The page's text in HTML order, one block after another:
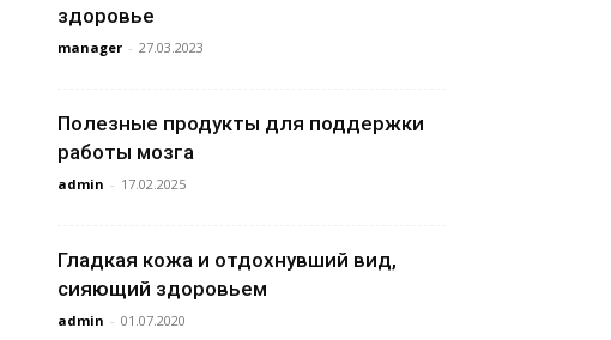
здоровье
manager - 27.03.2023
Полезные продукты для поддержки
работы мозга
admin - 17.02.2025
Гладкая кожа и отдохнувший вид,
сияющий здоровьем
admin - 01.07.2020